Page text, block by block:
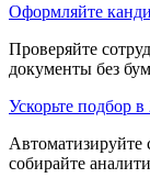
Оформляйте
Проверяйте
документы без
Ускорьте подбор в
Автоматизируйте
собирайте